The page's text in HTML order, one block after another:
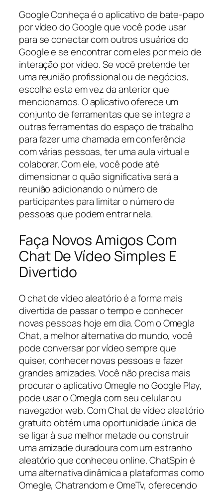
Google Conheça é o aplicativo de bate-papo
por vídeo do Google que você pode usar
para se conectar com outros usuários do
Google e se encontrar com eles por meio de
interação por vídeo. Se você pretende ter
uma reunião profissional ou de negócios,
escolha esta em vez da anterior que
mencionamos. O aplicativo oferece um
conjunto de ferramentas que se integra a
outras ferramentas do espaço de trabalho
para fazer uma chamada em conferência
com várias pessoas, ter uma aula virtual e
colaborar. Com ele, você pode até
dimensionar o quão significativa será a
reunião adicionando o número de
participantes para limitar o número de
pessoas que podem entrar nela.
Faça Novos Amigos Com
Chat De Vídeo Simples E
Divertido
O chat de vídeo aleatório é a forma mais
divertida de passar o tempo e conhecer
novas pessoas hoje em dia. Com o Omegla
Chat, a melhor alternativa do mundo, você
pode conversar por vídeo sempre que
quiser, conhecer novas pessoas e fazer
grandes amizades. Você não precisa mais
procurar o aplicativo Omegle no Google Play,
pode usar o Omegla com seu celular ou
navegador web. Com Chat de vídeo aleatório
gratuito obtém uma oportunidade única de
se ligar à sua melhor metade ou construir
uma amizade duradoura com um estranho
aleatório que conheceu online. ChatSpin é
uma alternativa dinâmica a plataformas como
Omegle, Chatrandom e OmeTv, oferecendo